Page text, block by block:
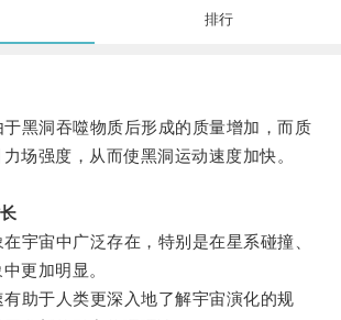
排行
洞吞噬物质后形成的质量增加，而质
场强度，从而使黑洞运动速度加快。
宙中广泛存在，特别是在星系碰撞、
更加明显。
于人类更深入地了解宇宙演化的规